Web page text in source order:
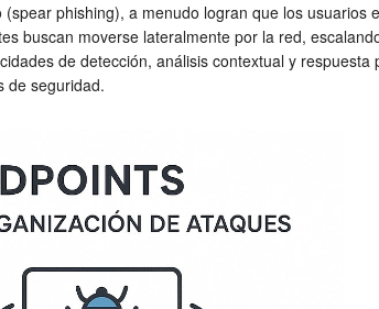
phishing), a menudo logran que los
buscan moverse lateralmente por la red,
de detección, análisis contextual y
de seguridad.